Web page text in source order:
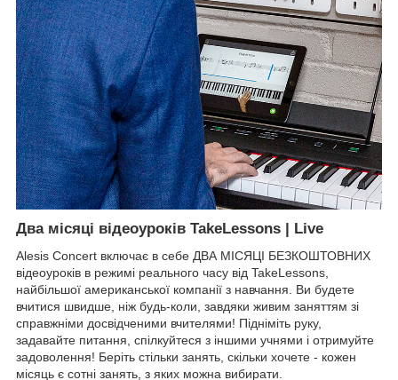
Два місяці відеоуроків TakeLessons | Live
Alesis Concert включає в себе ДВА МІСЯЦІ БЕЗКОШТОВНИХ
відеоуроків в режимі реального часу від TakeLessons,
найбільшої американської компанії з навчання. Ви будете
вчитися швидше, ніж будь-коли, завдяки живим заняттям зі
справжніми досвідченими вчителями! Підніміть руку,
задавайте питання, спілкуйтеся з іншими учнями і отримуйте
задоволення! Беріть стільки занять, скільки хочете - кожен
місяць є сотні занять, з яких можна вибирати.